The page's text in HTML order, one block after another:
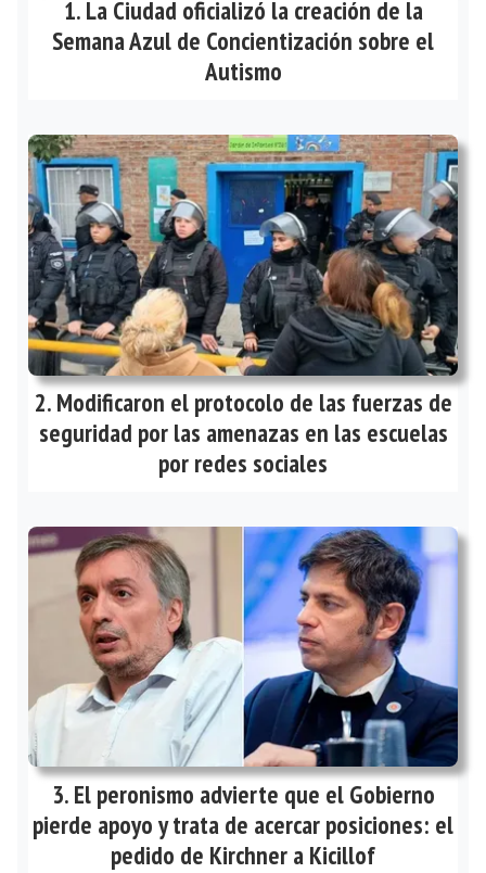
La Ciudad oficializó la creación de la
Semana Azul de Concientización sobre el
Autismo
Modificaron el protocolo de las fuerzas de
seguridad por las amenazas en las escuelas
por redes sociales
El peronismo advierte que el Gobierno
pierde apoyo y trata de acercar posiciones: el
pedido de Kirchner a Kicillof